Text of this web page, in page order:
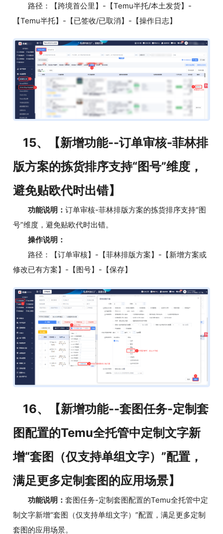
路径：【跨境首公里】-【Temu半托/本土发货】-
【Temu半托】-【已签收/已取消】-【操作日志】
15、【新增功能--订单审核-菲林排
版方案的拣货排序支持“图号”维度，
避免贴欧代时出错】
功能说明： 订单审核-菲林排版方案的拣货排序支持“图
号”维度，避免贴欧代时出错。
操作说明：
路径：【订单审核】-【菲林排版方案】-【新增方案或
修改已有方案】-【图号】-【保存】
16、【新增功能--套图任务-定制套
图配置的Temu全托管中定制文字新
增“套图（仅支持单组文字）”配置，
满足更多定制套图的应用场景】
功能说明： 套图任务-定制套图配置的Temu全托管中定
制文字新增“套图（仅支持单组文字）”配置，满足更多定制
套图的应用场景。